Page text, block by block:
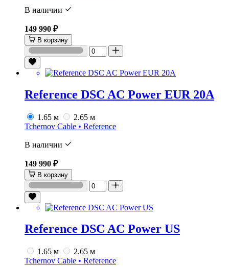
В наличии
149 990 ₽
В корзину
Reference DSC AC Power EUR 20A
1.65 м
2.65 м
Tchernov Cable • Reference
В наличии
149 990 ₽
В корзину
Reference DSC AC Power US
1.65 м
2.65 м
Tchernov Cable • Reference